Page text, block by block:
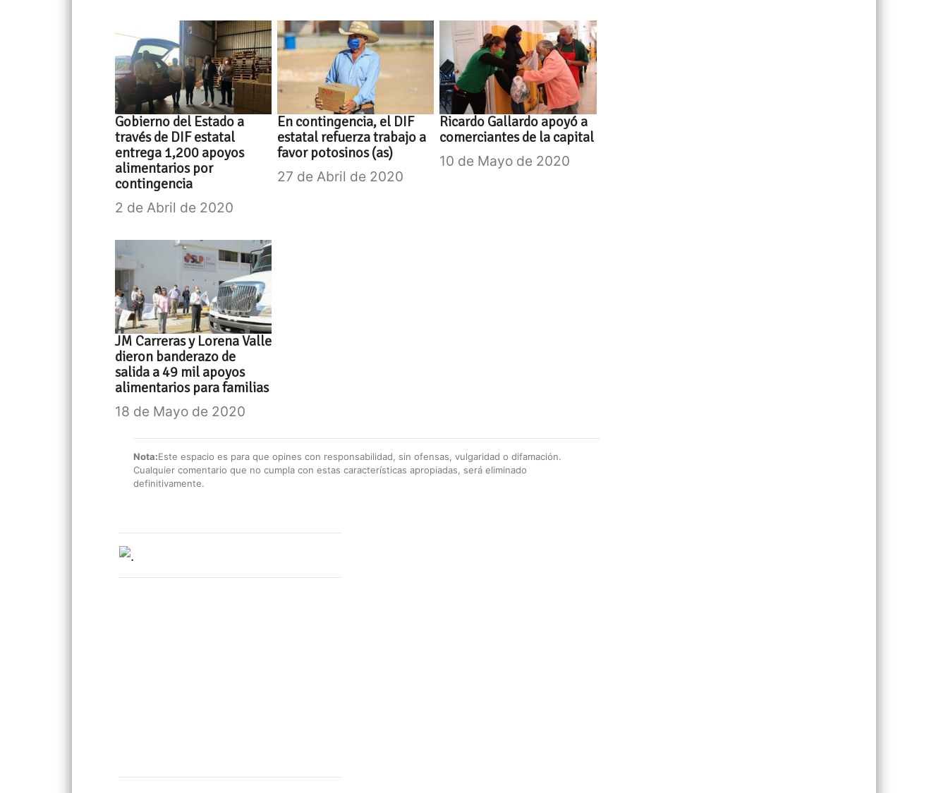
Gobierno del Estado a
través de DIF estatal
entrega 1,200 apoyos
alimentarios por
contingencia
2 de Abril de 2020
En contingencia, el DIF
estatal refuerza trabajo a
favor potosinos (as)
27 de Abril de 2020
Ricardo Gallardo apoyó a
comerciantes de la capital
10 de Mayo de 2020
JM Carreras y Lorena Valle
dieron banderazo de
salida a 49 mil apoyos
alimentarios para familias
18 de Mayo de 2020
Nota:Este espacio es para que opines con responsabilidad, sin ofensas, vulgaridad o difamación.
Cualquier comentario que no cumpla con estas características apropiadas, será eliminado
definitivamente.